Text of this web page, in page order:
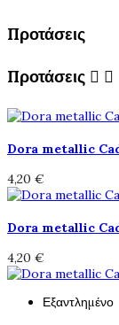
Προτάσεις
Προτάσεις  
Dora metallic
4,20 €
Dora metallic
4,20 €
Εξαντλημένο